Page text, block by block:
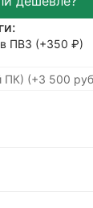
ПВЗ (+350 ₽)